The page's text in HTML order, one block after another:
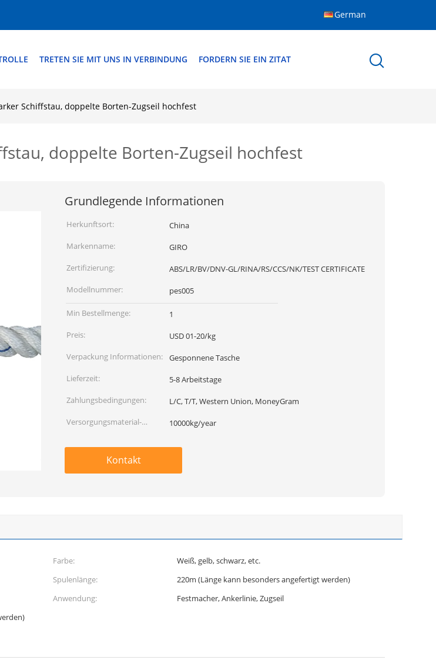
German
TRETEN SIE MIT UNS IN VERBINDUNG FORDERN SIE EIN ZITAT
Schiffstau, doppelte Borten-Zugseil hochfest
doppelte Borten-Zugseil hochfest
Grundlegende Informationen
Herkunftsort:
China
Markenname:
GIRO
Zertifizierung:
ABS/LR/BV/DNV-GL/RINA/RS/CCS/NK/TEST CERTIFICATE
Modellnummer:
pes005
Min Bestellmenge:
1
Preis:
USD 01-20/kg
Verpackung Informationen:
Gesponnene Tasche
Lieferzeit:
5-8 Arbeitstage
Zahlungsbedingungen:
L/C, T/T, Western Union, MoneyGram
Versorgungsmaterial-
10000kg/year
Kontakt
Farbe:
Weiß, gelb, schwarz, etc.
Spulenlänge:
220m (Länge kann besonders angefertigt werden)
Anwendung:
Festmacher, Ankerlinie, Zugseil